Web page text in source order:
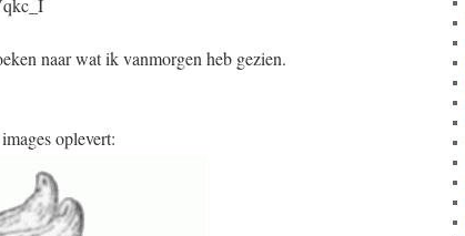
naar wat ik vanmorgen heb gezien.
oplevert: